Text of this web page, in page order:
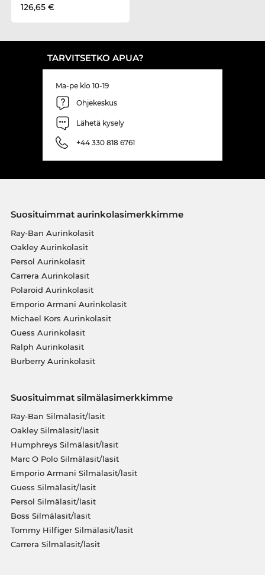
126,65 €
TARVITSETKO APUA?
Ma-pe klo 10-19
Ohjekeskus
Lähetä kysely
+44 330 818 6761
Suosituimmat aurinkolasimerkkimme
Ray-Ban Aurinkolasit
Oakley Aurinkolasit
Persol Aurinkolasit
Carrera Aurinkolasit
Polaroid Aurinkolasit
Emporio Armani Aurinkolasit
Michael Kors Aurinkolasit
Guess Aurinkolasit
Ralph Aurinkolasit
Burberry Aurinkolasit
Suosituimmat silmälasimerkkimme
Ray-Ban Silmälasit/lasit
Oakley Silmälasit/lasit
Humphreys Silmälasit/lasit
Marc O Polo Silmälasit/lasit
Emporio Armani Silmälasit/lasit
Guess Silmälasit/lasit
Persol Silmälasit/lasit
Boss Silmälasit/lasit
Tommy Hilfiger Silmälasit/lasit
Carrera Silmälasit/lasit